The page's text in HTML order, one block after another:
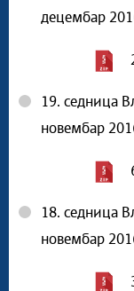
децембар
19. седница
новембар
18. седница
новембар